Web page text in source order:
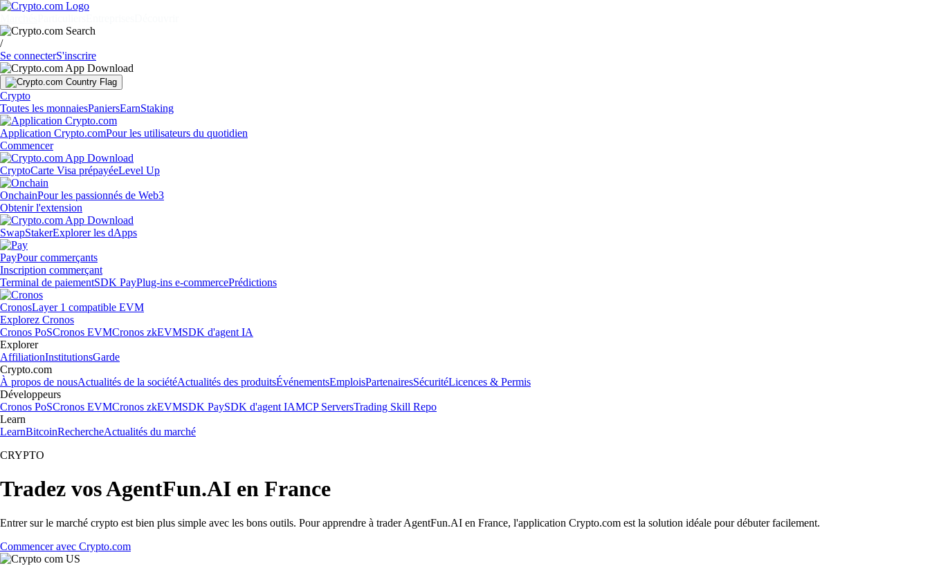
/
Se connecterS'inscrire
Crypto
Toutes les monnaiesPaniersEarnStaking
Application Crypto.comPour les utilisateurs du quotidien
Commencer
CryptoCarte Visa prépayéeLevel Up
OnchainPour les passionnés de Web3
Obtenir l'extension
SwapStakerExplorer les dApps
PayPour commerçants
Inscription commerçant
Terminal de paiementSDK PayPlug-ins e-commercePrédictions
CronosLayer 1 compatible EVM
Explorez Cronos
Cronos PoSCronos EVMCronos zkEVMSDK d'agent IA
Explorer
AffiliationInstitutionsGarde
Crypto.com
À propos de nousActualités de la sociétéActualités des produitsÉvénementsEmploisPartenairesSécuritéLicences & Permis
Développeurs
Cronos PoSCronos EVMCronos zkEVMSDK PaySDK d'agent IAMCP ServersTrading Skill Repo
Learn
LearnBitcoinRechercheActualités du marché
CRYPTO
Tradez vos AgentFun.AI en France
Entrer sur le marché crypto est bien plus simple avec les bons outils. Pour apprendre à trader AgentFun.AI en France, l'application Crypto.com est la solution idéale pour débuter facilement.
Commencer avec Crypto.com